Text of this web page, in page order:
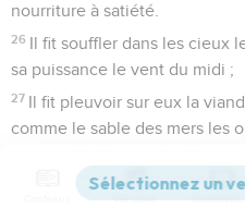
nourriture à satiété.
26 Il fit souffler dans les cieux
sa puissance le vent du midi ;
27 Il fit pleuvoir sur eux la
comme le sable des mers les
leurs demeures.
Versions